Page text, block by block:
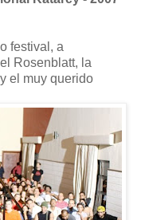
festival, a
Rosenblatt, la
el muy querido